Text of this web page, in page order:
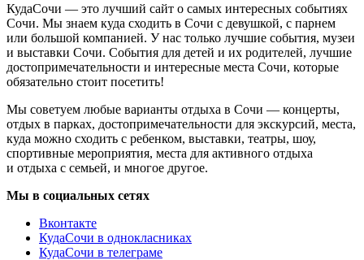
КудаСочи — это лучший сайт о самых интересных событиях
Сочи. Мы знаем куда сходить в Сочи с девушкой, с парнем
или большой компанией. У нас только лучшие события, музеи
и выставки Сочи. События для детей и их родителей, лучшие
достопримечательности и интересные места Сочи, которые
обязательно стоит посетить!
Мы советуем любые варианты отдыха в Сочи — концерты,
отдых в парках, достопримечательности для экскурсий, места,
куда можно сходить с ребенком, выставки, театры, шоу,
спортивные мероприятия, места для активного отдыха
и отдыха с семьей, и многое другое.
Мы в социальных сетях
Вконтакте
КудаСочи в однокласниках
КудаСочи в телеграме